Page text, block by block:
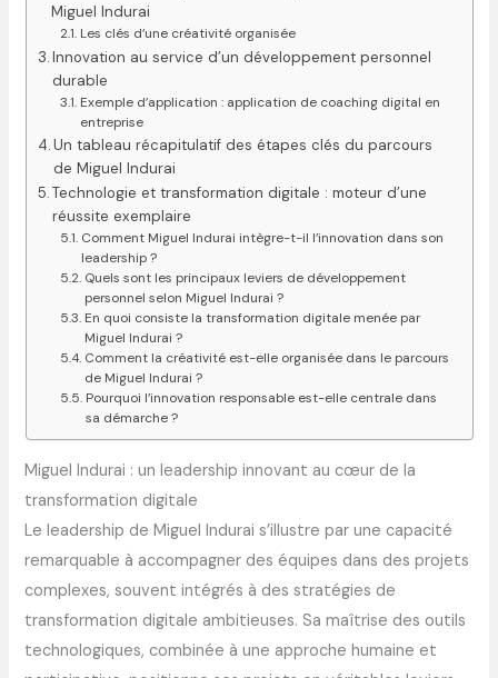
Miguel Indurai
Les clés d’une créativité organisée
Innovation au service d’un développement personnel
durable
Exemple d’application : application de coaching digital en
entreprise
Un tableau récapitulatif des étapes clés du parcours
de Miguel Indurai
Technologie et transformation digitale : moteur d’une
réussite exemplaire
Comment Miguel Indurai intègre-t-il l’innovation dans son
leadership ?
Quels sont les principaux leviers de développement
personnel selon Miguel Indurai ?
En quoi consiste la transformation digitale menée par
Miguel Indurai ?
Comment la créativité est-elle organisée dans le parcours
de Miguel Indurai ?
Pourquoi l’innovation responsable est-elle centrale dans
sa démarche ?
Miguel Indurai : un leadership innovant au cœur de la
transformation digitale
Le leadership de Miguel Indurai s’illustre par une capacité
remarquable à accompagner des équipes dans des projets
complexes, souvent intégrés à des stratégies de
transformation digitale ambitieuses. Sa maîtrise des outils
technologiques, combinée à une approche humaine et